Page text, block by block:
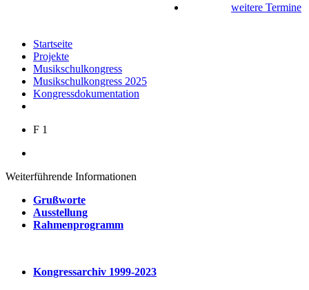
weitere Termine
Startseite
Projekte
Musikschulkongress
Musikschulkongress 2025
Kongressdokumentation
F 1
Weiterführende Informationen
Grußworte
Ausstellung
Rahmenprogramm
Kongressarchiv 1999-2023